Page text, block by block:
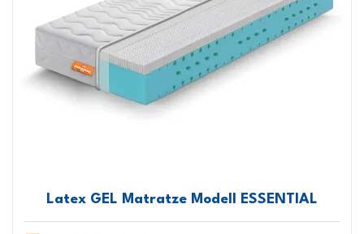
Latex GEL Matratze Modell ESSENTIAL